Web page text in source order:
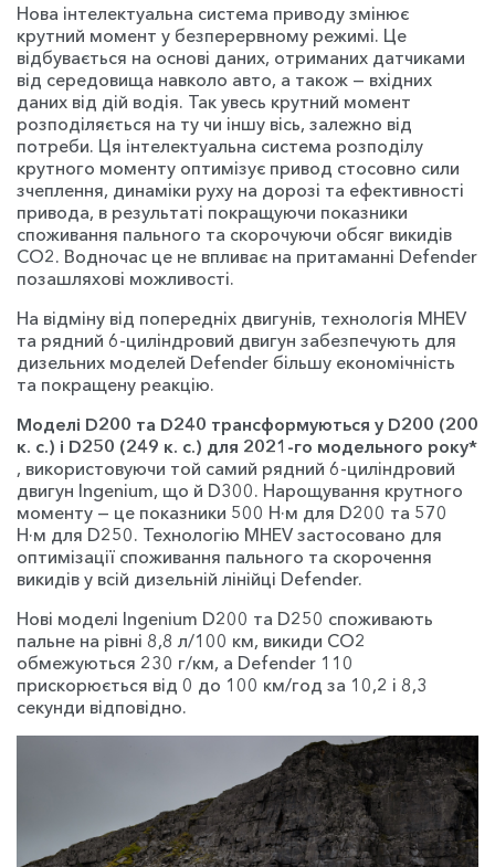
Нова інтелектуальна система приводу змінює
крутний момент у безперервному режимі. Це
відбувається на основі даних, отриманих датчиками
від середовища навколо авто, а також — вхідних
даних від дій водія. Так увесь крутний момент
розподіляється на ту чи іншу вісь, залежно від
потреби. Ця інтелектуальна система розподілу
крутного моменту оптимізує привод стосовно сили
зчеплення, динаміки руху на дорозі та ефективності
привода, в результаті покращуючи показники
споживання пального та скорочуючи обсяг викидів
CO2. Водночас це не впливає на притаманні Defender
позашляхові можливості.
На відміну від попередніх двигунів, технологія MHEV
та рядний 6-циліндровий двигун забезпечують для
дизельних моделей Defender більшу економічність
та покращену реакцію.
Моделі D200 та D240 трансформуються у D200 (200
к. с.) і D250 (249 к. с.) для 2021-го модельного року*
, використовуючи той самий рядний 6-циліндровий
двигун Ingenium, що й D300. Нарощування крутного
моменту — це показники 500 Н·м для D200 та 570
Н·м для D250. Технологію MHEV застосовано для
оптимізації споживання пального та скорочення
викидів у всій дизельній лінійці Defender.
Нові моделі Ingenium D200 та D250 споживають
пальне на рівні 8,8 л/100 км, викиди CO2
обмежуються 230 г/км, а Defender 110
прискорюється від 0 до 100 км/год за 10,2 і 8,3
секунди відповідно.